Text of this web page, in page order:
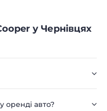
у Чернівцях
оренді авто?